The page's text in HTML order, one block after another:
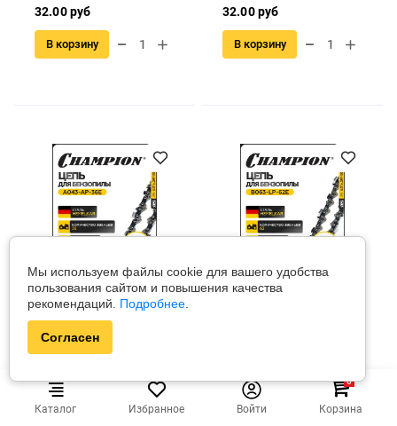
Каталог Избранное Войти Корзина
0
32.00 руб
В корзину
32.00 руб
В корзину
A043-AP-36E
В наличии
Цепь 1/4"-1,1 мм-36 (AP)
Цена за штуку Цена за штуку
Мы используем файлы cookie для вашего удобства
пользования сайтом и повышения качества
рекомендаций. Подробнее
Согласен